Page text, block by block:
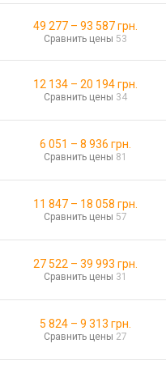
49 277 – 93 587грн.
Сравнить цены 53
12 134 – 20 194грн.
Сравнить цены 34
6 051 – 8 936 грн.
Сравнить цены 81
11 847 – 18 058 грн.
Сравнить цены 57
27 522 – 39 993 грн.
Сравнить цены 31
5 824 – 9 313 грн.
Сравнить цены 27